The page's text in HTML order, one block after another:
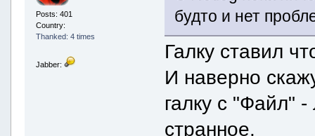
Posts: 401
Country:
Thanked: 4 times
Jabber:
будто и нет
Галку ставил
И наверно
галку с "Файл"
странное.